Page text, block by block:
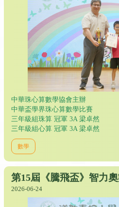
中華珠心算數學協會主辦
中華盃學界珠心算數學比賽
三年級組珠算 冠軍 3A 梁卓然
三年級組心算 冠軍 3A 梁卓然
數學
第15屆《騰飛盃》智力
2026-06-24